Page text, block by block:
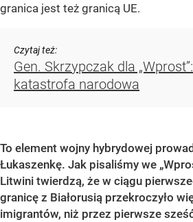
granica jest też granicą UE.
Czytaj też:
Gen. Skrzypczak dla
katastrofa narodowa
To element wojny hybrydowej
Łukaszenkę. Jak pisaliśmy we
Litwini twierdzą, że w ciągu
granicę z Białorusią przekroczyło
imigrantów, niż przez pierwsze